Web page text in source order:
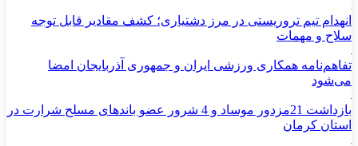
انهدام تیم تروریستی در مرز دشتیاری؛ کشف مقادیر قابل توجه
سلاح و مهمات
تفاهم‌نامه همکاری ورزشی ایران و جمهوری آذربایجان امضا
می‌شود
بازداشت 21مزدور موساد و 4 شرور عضو باندهای مسلح شرارت در
استان کرمان